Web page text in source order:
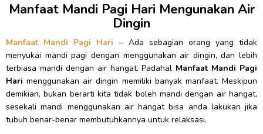
Manfaat Mandi Pagi Hari Mengunakan Air
Dingin
Manfaat Mandi Pagi Hari – Ada sebagian orang yang tidak
menyukai mandi pagi dengan menggunakan air dingin, dan lebih
terbiasa mandi dengan air hangat. Padahal Manfaat Mandi Pagi
Hari menggunakan air dingin memiliki banyak manfaat. Meskipun
demikian, bukan berarti kita tidak boleh mandi dengan air hangat,
sesekali mandi menggunakan air hangat bisa anda lakukan jika
tubuh benar-benar membutuhkannya untuk relaksasi.